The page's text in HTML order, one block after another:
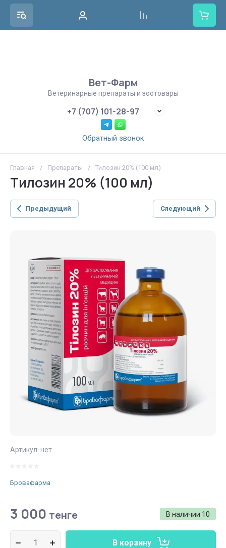
Вет-Фарм
Ветеринарные препараты и зоотовары
+7 (707) 101-28-97
Обратный звонок
Главная / Препараты / Тилозин 20% (100 мл)
Тилозин 20% (100 мл)
Предыдущий Следующий
Артикул: нет
Бровафарма
В наличии 10
3 000 тенге
В корзину